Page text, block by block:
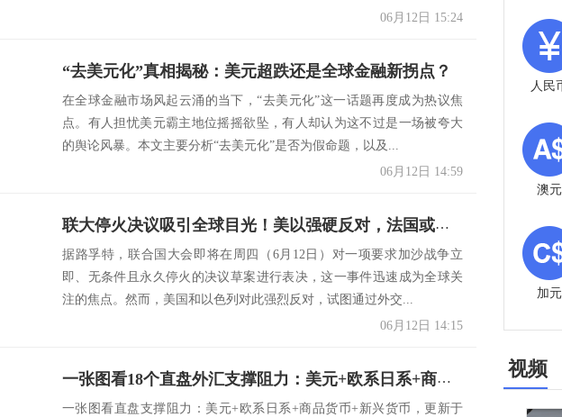
06月12日 15:24
“去美元化”真相揭秘：美元超跌还是全球金融新拐点？
在全球金融市场风起云涌的当下，“去美元化”这一话题再度成为热议焦
点。有人担忧美元霸主地位摇摇欲坠，有人却认为这不过是一场被夸大
的舆论风暴。本文主要分析“去美元化”是否为假命题，以及...
06月12日 14:59
联大停火决议吸引全球目光！美以强硬反对，法国或承认巴勒斯坦
据路孚特，联合国大会即将在周四（6月12日）对一项要求加沙战争立
即、无条件且永久停火的决议草案进行表决，这一事件迅速成为全球关
注的焦点。然而，美国和以色列对此强烈反对，试图通过外交...
06月12日 14:15
一张图看18个直盘外汇支撑阻力：美元+欧系日系+商品货币+新兴货币(2025年6月12日)
一张图看直盘支撑阻力：美元+欧系日系+商品货币+新兴货币，更新于
人民
澳元
加元
视频